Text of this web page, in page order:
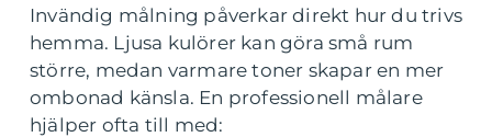
Invändig målning påverkar direkt hur du trivs
hemma. Ljusa kulörer kan göra små rum
större, medan varmare toner skapar en mer
ombonad känsla. En professionell målare
hjälper ofta till med: